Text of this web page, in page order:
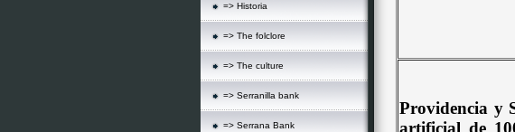
=> Historia
=> The folclore
=> The culture
=> Serranilla bank
=> Serrana Bank
Providencia y
artificial de